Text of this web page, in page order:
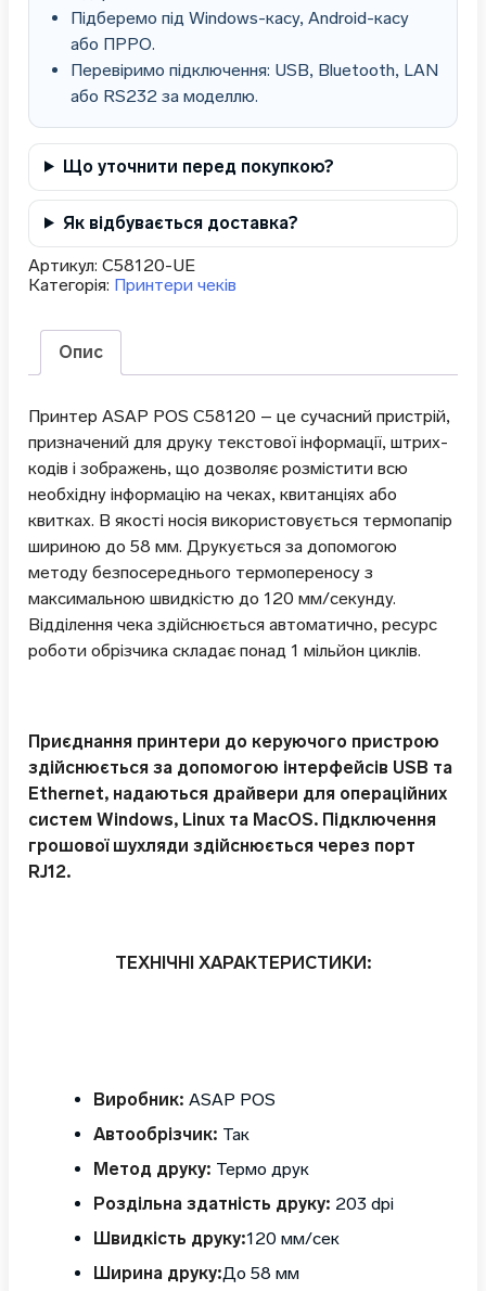
Підберемо під Windows-касу, Android-касу
або ПРРО.
Перевіримо підключення: USB, Bluetooth, LAN
або RS232 за моделлю.
Що уточнити перед покупкою?
Як відбувається доставка?
Артикул: C58120-UE
Категорія: Принтери чеків
Опис
Принтер ASAP POS C58120 – це сучасний пристрій,
призначений для друку текстової інформації, штрих-
кодів і зображень, що дозволяє розмістити всю
необхідну інформацію на чеках, квитанціях або
квитках. В якості носія використовується термопапір
шириною до 58 мм. Друкується за допомогою
методу безпосереднього термопереносу з
максимальною швидкістю до 120 мм/секунду.
Відділення чека здійснюється автоматично, ресурс
роботи обрізчика складає понад 1 мільйон циклів.
Приєднання принтери до керуючого пристрою
здійснюється за допомогою інтерфейсів USB та
Ethernet, надаються драйвери для операційних
систем Windows, Linux та MacOS. Підключення
грошової шухляди здійснюється через порт
RJ12.
ТЕХНІЧНІ ХАРАКТЕРИСТИКИ:
Виробник: ASAP POS
Автообрізчик: Так
Метод друку: Термо друк
Роздільна здатність друку: 203 dpi
Швидкість друку:120 мм/сек
Ширина друку:До 58 мм